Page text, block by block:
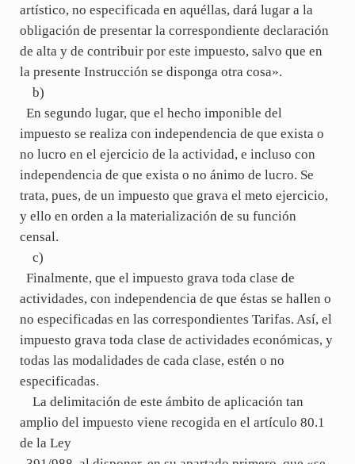
artístico, no especificada en aquéllas, dará lugar a la
obligación de presentar la correspondiente declaración
de alta y de contribuir por este impuesto, salvo que en
la presente Instrucción se disponga otra cosa».
b)
En segundo lugar, que el hecho imponible del
impuesto se realiza con independencia de que exista o
no lucro en el ejercicio de la actividad, e incluso con
independencia de que exista o no ánimo de lucro. Se
trata, pues, de un impuesto que grava el meto ejercicio,
y ello en orden a la materialización de su función
censal.
c)
Finalmente, que el impuesto grava toda clase de
actividades, con independencia de que éstas se hallen o
no especificadas en las correspondientes Tarifas. Así, el
impuesto grava toda clase de actividades económicas, y
todas las modalidades de cada clase, estén o no
especificadas.
La delimitación de este ámbito de aplicación tan
amplio del impuesto viene recogida en el artículo 80.1
de la Ley